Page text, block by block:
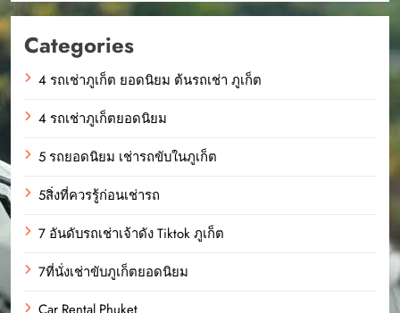
Categories
4 รถเช่าภูเก็ต ยอดนิยม ต้นรถเช่า ภูเก็ต
4 รถเช่าภูเก็ตยอดนิยม
5 รถยอดนิยม เช่ารถขับในภูเก็ต
5สิ่งที่ควรรู้ก่อนเช่ารถ
7 อันดับรถเช่าเจ้าดัง Tiktok ภูเก็ต
7ที่นั่งเช่าขับภูเก็ตยอดนิยม